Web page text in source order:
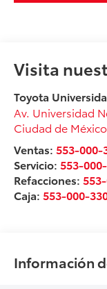
Visita
Toyota
Av. Universidad
Ciudad de México
Ventas:553-000-
Servicio:553-
Refacciones:
Caja:553-000-
Información